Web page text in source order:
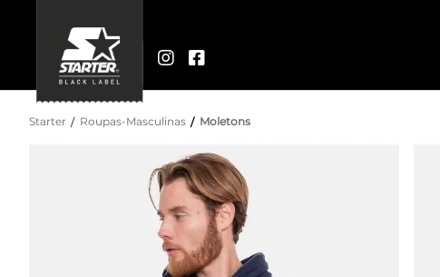
Starter Roupas-Masculinas Moletons